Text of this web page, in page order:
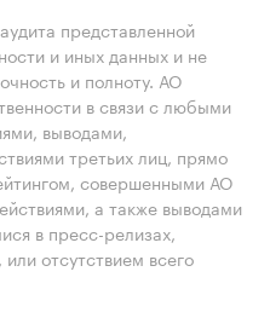
представленной
и иных данных и не
и полноту. АО
в связи с любыми
выводами,
третьих лиц, прямо
совершенными АО
а также выводами
в пресс-релизах,
отсутствием всего